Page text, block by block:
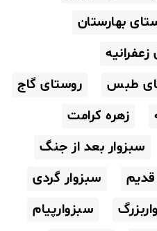
بهارستان
طبس
روستای گاج
زهره کرامت
سبزوار بعد از جنگ
قدیم
سبزوار گردی
سبزوارپیام